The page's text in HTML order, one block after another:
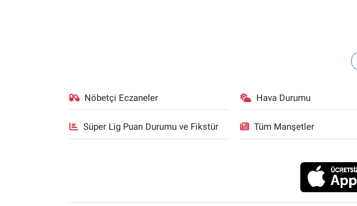
Nöbetçi Eczaneler Hava Durumu
Süper Lig Puan Durumu ve Fikstür Tüm Manşetler